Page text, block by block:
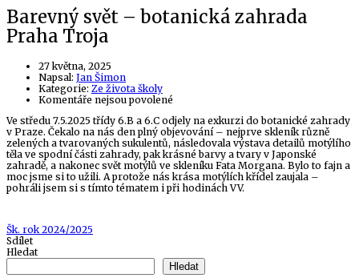
Barevný svět – botanická zahrada
Praha Troja
27 května, 2025
Napsal: Author
Jan Šimon
Kategorie: Ze života školy
Komentáře nejsou povolené
s
názvem
Barevný
svět
–
botanická
zahrada
Ve středu 7.5.2025 třídy 6.B a 6.C odjely na exkurzi do botanické zahrady
v Praze. Čekalo na nás den plný objevování – nejprve skleník různě
zelených a tvarovaných sukulentů, následovala výstava detailů motýlího
těla ve spodní části zahrady, pak krásné barvy a tvary v Japonské
zahradě, a nakonec svět motýlů ve skleníku Fata Morgana. Bylo to fajn a
moc jsme si to užili. A protože nás krása motýlích křídel zaujala –
pohráli jsem si s tímto tématem i při hodinách VV.
Tags
Šk. rok 2024/2025
Sdílet
Hledat
Hledat